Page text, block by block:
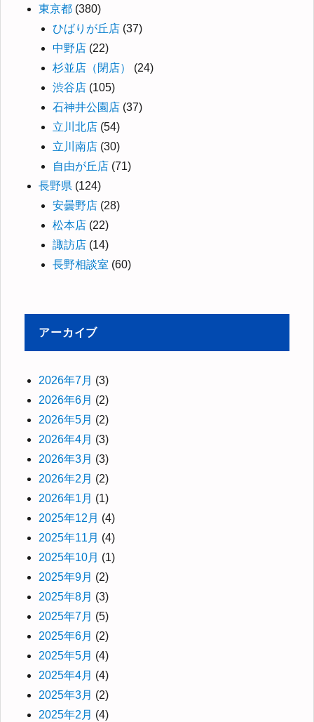
東京都 (380)
ひばりが丘店 (37)
中野店 (22)
杉並店（閉店）
(24)
渋谷店 (105)
石神井公園店 (37)
立川北店 (54)
立川南店 (30)
自由が丘店 (71)
長野県 (124)
安曇野店 (28)
松本店 (22)
諏訪店 (14)
長野相談室 (60)
アーカイブ
2026年7月 (3)
2026年6月 (2)
2026年5月 (2)
2026年4月 (3)
2026年3月 (3)
2026年2月 (2)
2026年1月 (1)
2025年12月 (4)
2025年11月 (4)
2025年10月 (1)
2025年9月 (2)
2025年8月 (3)
2025年7月 (5)
2025年6月 (2)
2025年5月 (4)
2025年4月 (4)
2025年3月 (2)
2025年2月 (4)